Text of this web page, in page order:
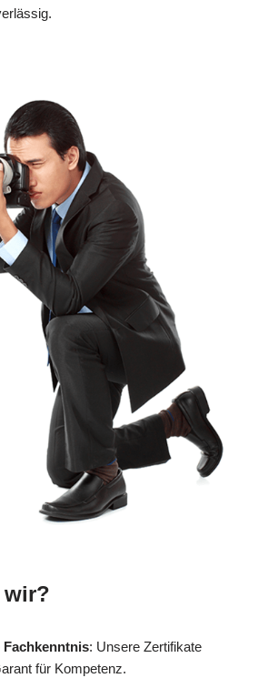
wir?
: Unsere Zertifikate
für Kompetenz.